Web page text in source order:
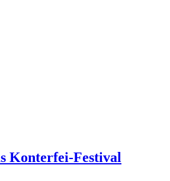
Konterfei-Festival